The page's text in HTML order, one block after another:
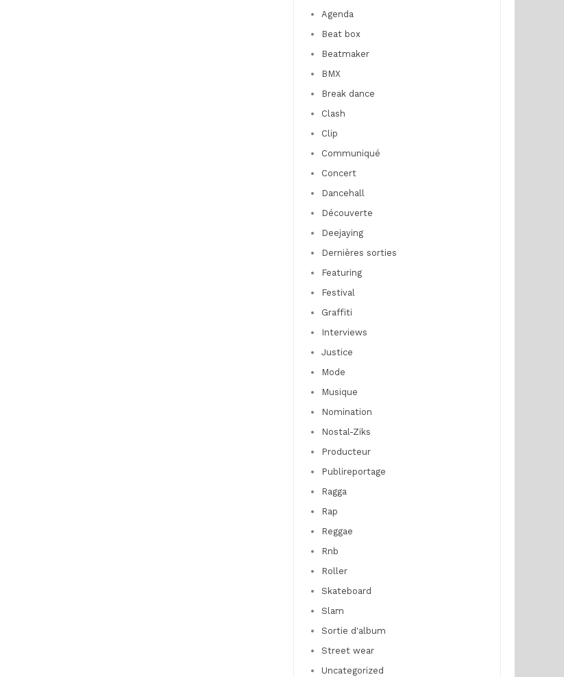
Agenda
Beat box
Beatmaker
BMX
Break dance
Clash
Clip
Communiqué
Concert
Dancehall
Découverte
Deejaying
Dernières sorties
Featuring
Festival
Graffiti
Interviews
Justice
Mode
Musique
Nomination
Nostal-Ziks
Producteur
Publireportage
Ragga
Rap
Reggae
Rnb
Roller
Skateboard
Slam
Sortie d'album
Street wear
Uncategorized